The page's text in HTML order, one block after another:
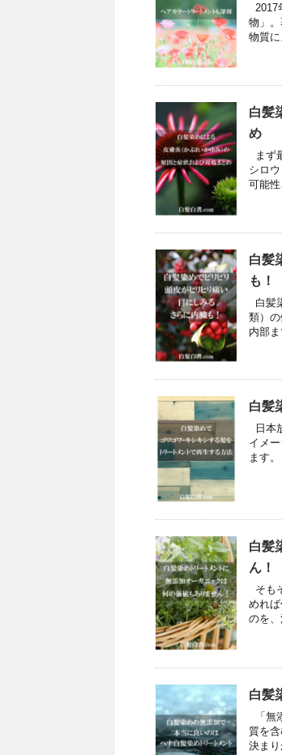
2017
物」
物質
白髪
め
まず
シロ
可能
白髪
も！
白髪
類）
内部
白髪
日本
イメ
ます
白髪
ん！
そも
めれ
のを
白髪
「無
質を
決ま